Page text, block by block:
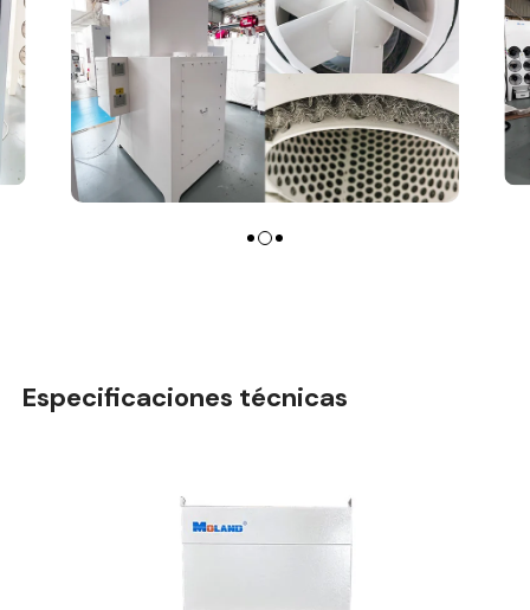
Especificaciones técnicas